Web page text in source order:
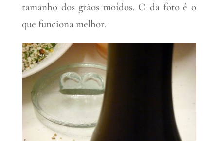
tamanho dos grãos moídos. O da foto é o
que funciona melhor.